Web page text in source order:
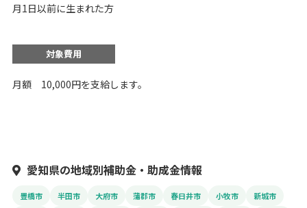
月1日以前に生まれた方
対象費用
月額 10,000円を支給します。
愛知県の地域別補助金・助成金情報
豊橋市 半田市 大府市 蒲郡市 春日井市 小牧市
新城市